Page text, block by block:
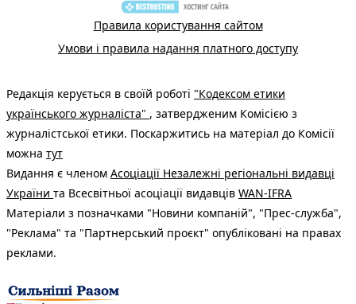
Правила користування сайтом
Умови і правила надання платного доступу
Редакція керується в своїй роботі "Кодексом етики
українського журналіста" , затвердженим Комісією з
журналістської етики. Поскаржитись на матеріал до Комісії
можна тут
Видання є членом Асоціації Незалежні регіональні видавці
України та Всесвітньої асоціації видавців WAN-IFRA
Матеріали з позначками "Новини компаній", "Прес-служба",
"Реклама" та "Партнерський проєкт" опубліковані на правах
реклами.